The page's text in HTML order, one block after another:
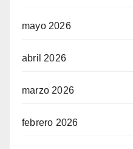
mayo 2026
abril 2026
marzo 2026
febrero 2026